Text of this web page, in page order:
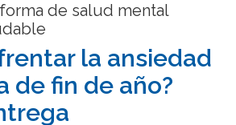
Académicas/os
Funcionarias/os
Egresadas/os
de salud mental
la ansiedad
de fin de año?